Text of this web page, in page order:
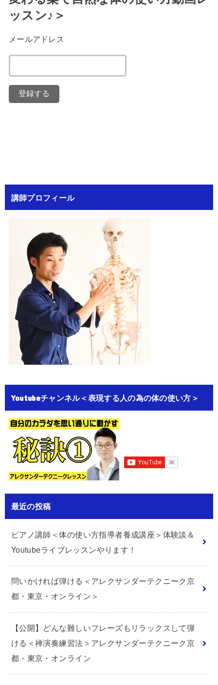
ッスン♪＞
メールアドレス
講師プロフィール
Youtubeチャンネル＜表現する人の為の体の使い方＞
最近の投稿
ピアノ講師＜体の使い方指導者養成講座＞体験談＆
Youtubeライブレッスンやります！
問いかければ弾ける＜アレクサンダーテクニーク京
都・東京・オンライン＞
【公開】どんな難しいフレーズもリラックスして弾
ける＜禅演奏練習法＞アレクサンダーテクニーク京
都・東京・オンライン